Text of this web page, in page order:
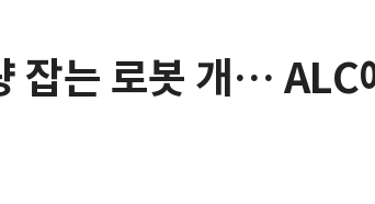
잡는 로봇 개… ALC